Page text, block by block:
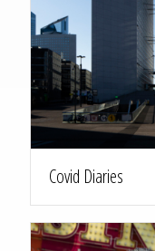
Covid Diaries